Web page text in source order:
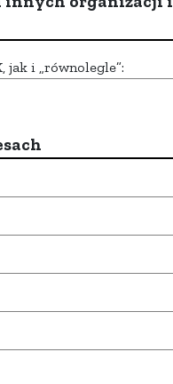
jak i „równolegle”: